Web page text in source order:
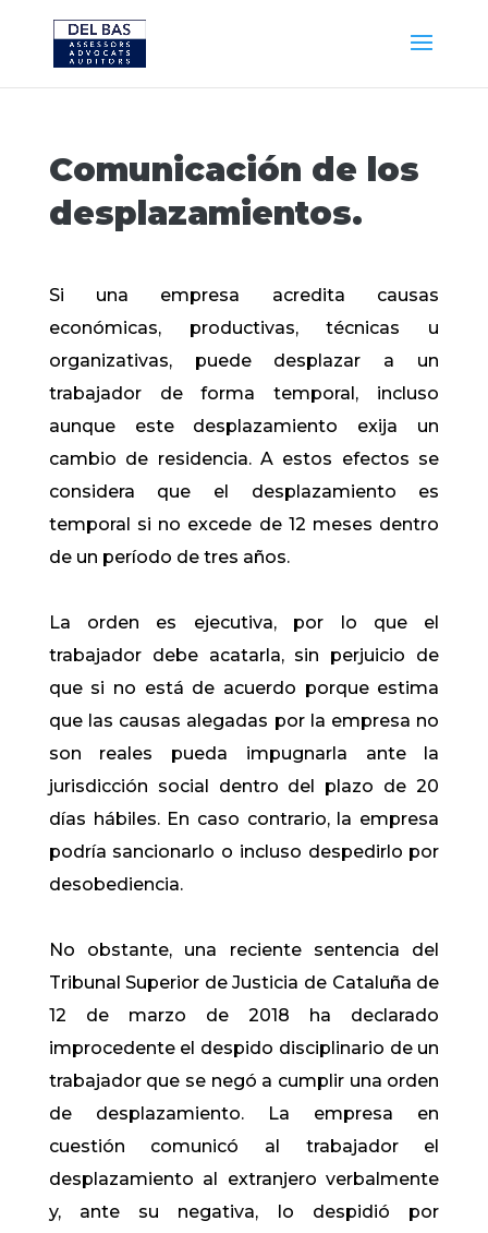
Comunicación de los
desplazamientos.
Si una empresa acredita causas
económicas, productivas, técnicas u
organizativas, puede desplazar a un
trabajador de forma temporal, incluso
aunque este desplazamiento exija un
cambio de residencia. A estos efectos se
considera que el desplazamiento es
temporal si no excede de 12 meses dentro
de un período de tres años.
La orden es ejecutiva, por lo que el
trabajador debe acatarla, sin perjuicio de
que si no está de acuerdo porque estima
que las causas alegadas por la empresa no
son reales pueda impugnarla ante la
jurisdicción social dentro del plazo de 20
días hábiles. En caso contrario, la empresa
podría sancionarlo o incluso despedirlo por
desobediencia.
No obstante, una reciente sentencia del
Tribunal Superior de Justicia de Cataluña de
12 de marzo de 2018 ha declarado
improcedente el despido disciplinario de un
trabajador que se negó a cumplir una orden
de desplazamiento. La empresa en
cuestión comunicó al trabajador el
desplazamiento al extranjero verbalmente
y, ante su negativa, lo despidió por